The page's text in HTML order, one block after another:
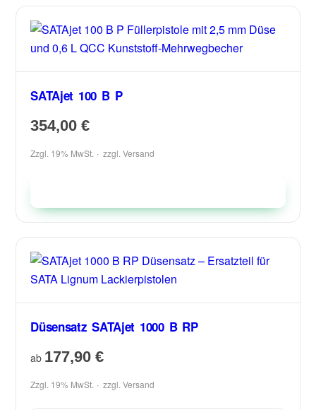
SATAjet 100 B P
354,00€
Zzgl. 19% MwSt. zzgl.Versand
Düsensatz SATAjet 1000 B RP
ab 177,90€
Zzgl. 19% MwSt. zzgl.Versand